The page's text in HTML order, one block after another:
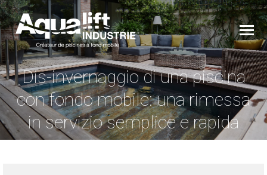
Dis-invernaggio di una piscina
con fondo mobile: una rimessa
in servizio semplice e rapida
You are here: